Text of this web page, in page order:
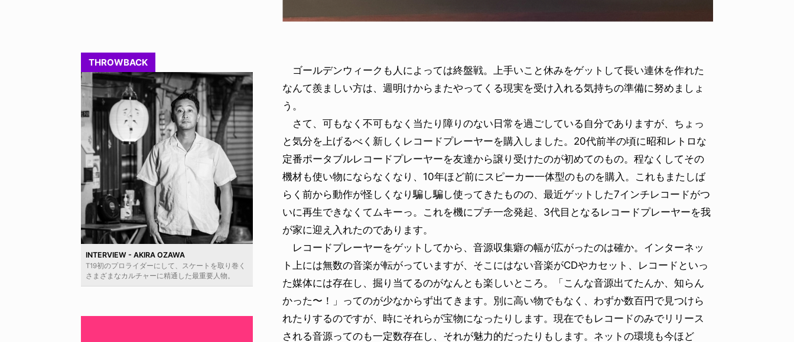
THROWBACK
INTERVIEW - AKIRA OZAWA
T19初のプロライダーにして、スケートを取り巻く
さまざまなカルチャーに精通した最重要人物。
ゴールデンウィークも人によっては終盤戦。上手いこと休みをゲットして長い連休を作れた
なんて羨ましい方は、週明けからまたやってくる現実を受け入れる気持ちの準備に努めましょ
う。
さて、可もなく不可もなく当たり障りのない日常を過ごしている自分でありますが、ちょっ
と気分を上げるべく新しくレコードプレーヤーを購入しました。20代前半の頃に昭和レトロな
定番ポータブルレコードプレーヤーを友達から譲り受けたのが初めてのもの。程なくしてその
機材も使い物にならなくなり、10年ほど前にスピーカー一体型のものを購入。これもまたしば
らく前から動作が怪しくなり騙し騙し使ってきたものの、最近ゲットした7インチレコードがつ
いに再生できなくてムキーっ。これを機にプチ一念発起、3代目となるレコードプレーヤーを我
が家に迎え入れたのであります。
レコードプレーヤーをゲットしてから、音源収集癖の幅が広がったのは確か。インターネッ
ト上には無数の音楽が転がっていますが、そこにはない音楽がCDやカセット、レコードといっ
た媒体には存在し、掘り当てるのがなんとも楽しいところ。「こんな音源出てたんか、知らん
かった〜！」ってのが少なからず出てきます。別に高い物でもなく、わずか数百円で見つけら
れたりするのですが、時にそれらが宝物になったりします。現在でもレコードのみでリリース
される音源ってのも一定数存在し、それが魅力的だったりもします。ネットの環境も今ほど